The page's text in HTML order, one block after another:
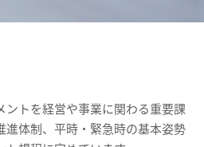
ントを経営や事業に関わる重要課
進体制、平時・緊急時の基本姿勢